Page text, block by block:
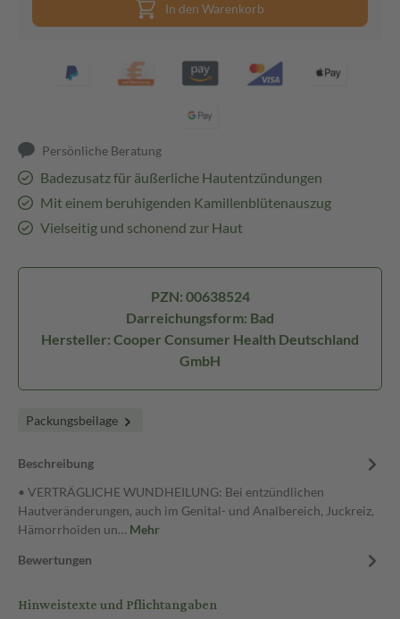
In den Warenkorb
Persönliche Beratung
Badezusatz für äußerliche Hautentzündungen
Mit einem beruhigenden Kamillenblütenauszug
Vielseitig und schonend zur Haut
PZN: 00638524
Darreichungsform: Bad
Hersteller: Cooper Consumer Health Deutschland
GmbH
Packungsbeilage
Beschreibung
• VERTRÄGLICHE WUNDHEILUNG: Bei entzündlichen
Hautveränderungen, auch im Genital- und Analbereich, Juckreiz,
Hämorrhoiden un… Mehr
Bewertungen
Hinweistexte und Pflichtangaben